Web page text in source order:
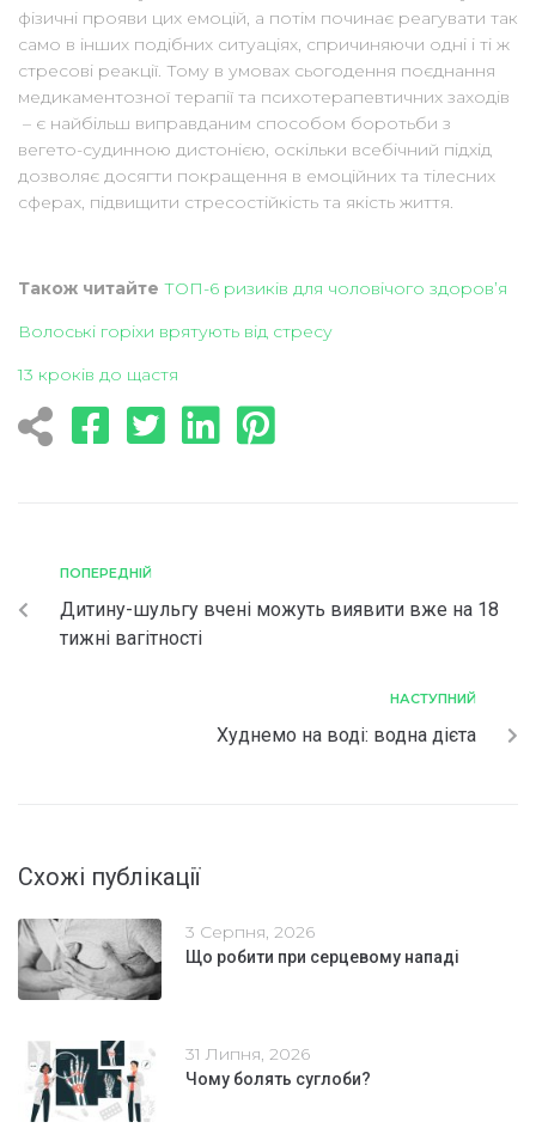
фізичні прояви цих емоцій, а потім починає реагувати так
само в інших подібних ситуаціях, спричиняючи одні і ті ж
стресові реакції. Тому в умовах сьогодення поєднання
медикаментозної терапії та психотерапевтичних заходів
– є найбільш виправданим способом боротьби з
вегето-судинною дистонією, оскільки всебічний підхід
дозволяє досягти покращення в емоційних та тілесних
сферах, підвищити стресостійкість та якість життя.
Також читайте ТОП-6 ризиків для чоловічого здоров’я
Волоські горіхи врятують від стресу
13 кроків до щастя
ПОПЕРЕДНІЙ
Дитину-шульгу вчені можуть виявити вже на 18
тижні вагітності
НАСТУПНИЙ
Худнемо на воді: водна дієта
Схожі публікації
3 Серпня, 2026
Що робити при серцевому нападі
31 Липня, 2026
Чому болять суглоби?